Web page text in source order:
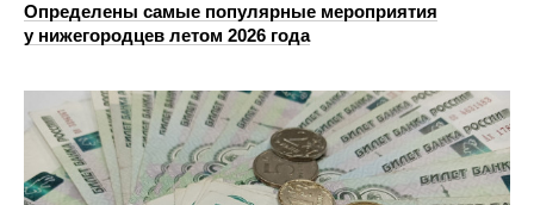
Определены самые популярные мероприятия
у нижегородцев летом 2026 года